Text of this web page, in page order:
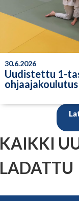
30.6.2026
Uudistettu 1-
KAIKKI
LADATTU